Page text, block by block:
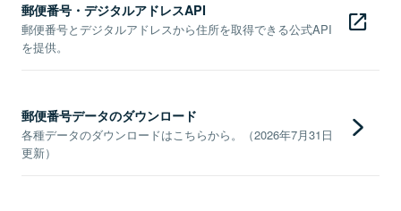
郵便番号・デジタルアドレスAPI
郵便番号とデジタルアドレスから住所を取得できる公式API
を提供。
郵便番号データのダウンロード
各種データのダウンロードはこちらから。（2026年7月31日
更新）